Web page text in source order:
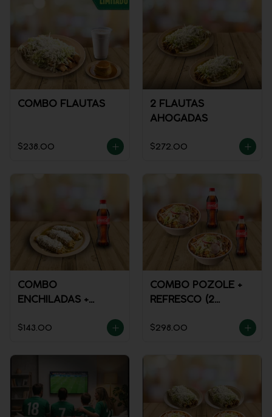
COMBO FLAUTAS
$238.00
2 FLAUTAS
AHOGADAS
$272.00
COMBO
ENCHILADAS +
$143.00
COMBO POZOLE +
REFRESCO (2
$298.00